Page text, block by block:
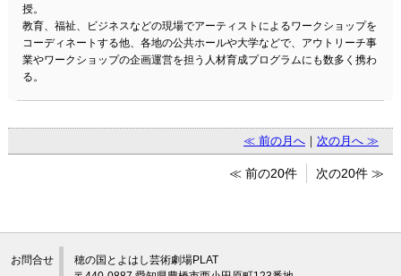
授。
教育、福祉、ビジネスなどの現場でアーティストによるワークショップを
コーディネートする他、各地の公共ホールや大学などで、アウトリーチ事
業やワークショップの企画運営を担う人材育成プログラムにも数多く携わ
る。
≪ 前の月へ ｜次の月へ ≫
≪ 前の20件 次の20件 ≫
お問合せ
穂の国とよはし芸術劇場PLAT